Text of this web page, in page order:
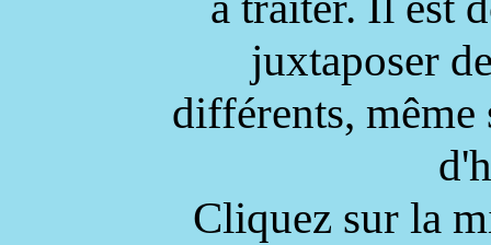
juxtaposer
différents, même
Cliquez sur la